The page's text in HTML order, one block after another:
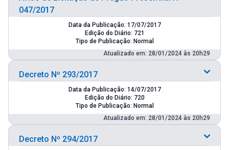
047/2017
Data da Publicação: 17/07/2017
Edição do Diário: 721
Tipo de Publicação: Normal
Atualizado em: 28/01/2024 às 20h29
Decreto Nº 293/2017
Data da Publicação: 14/07/2017
Edição do Diário: 720
Tipo de Publicação: Normal
Atualizado em: 28/01/2024 às 20h29
Decreto Nº 294/2017